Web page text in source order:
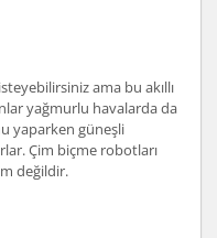
ama bu akıllı
yağmurlu havalarda da
yaparken güneşli
Çim biçme robotları
değildir.